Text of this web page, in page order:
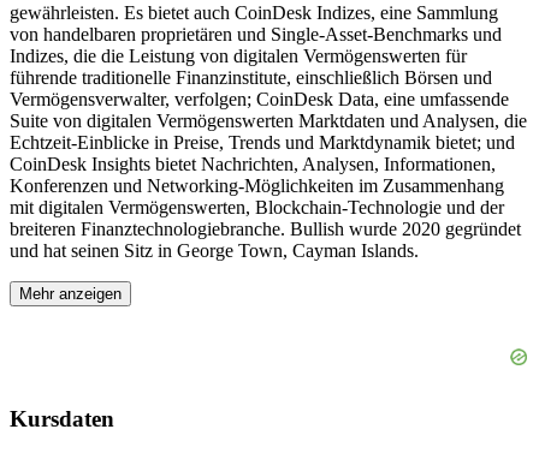
gewährleisten. Es bietet auch CoinDesk Indizes, eine Sammlung
von handelbaren proprietären und Single-Asset-Benchmarks und
Indizes, die die Leistung von digitalen Vermögenswerten für
führende traditionelle Finanzinstitute, einschließlich Börsen und
Vermögensverwalter, verfolgen; CoinDesk Data, eine umfassende
Suite von digitalen Vermögenswerten Marktdaten und Analysen, die
Echtzeit-Einblicke in Preise, Trends und Marktdynamik bietet; und
CoinDesk Insights bietet Nachrichten, Analysen, Informationen,
Konferenzen und Networking-Möglichkeiten im Zusammenhang
mit digitalen Vermögenswerten, Blockchain-Technologie und der
breiteren Finanztechnologiebranche. Bullish wurde 2020 gegründet
und hat seinen Sitz in George Town, Cayman Islands.
Mehr anzeigen
Kursdaten